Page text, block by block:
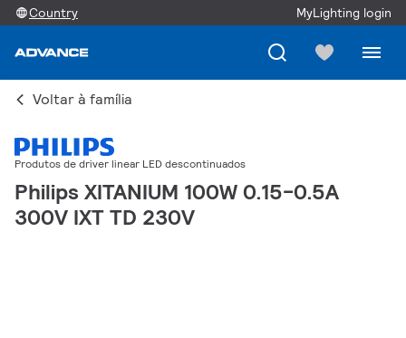
Country MyLighting login
Voltar à família
Produtos de driver linear LED descontinuados
Philips XITANIUM 100W 0.15-0.5A
300V IXT TD 230V